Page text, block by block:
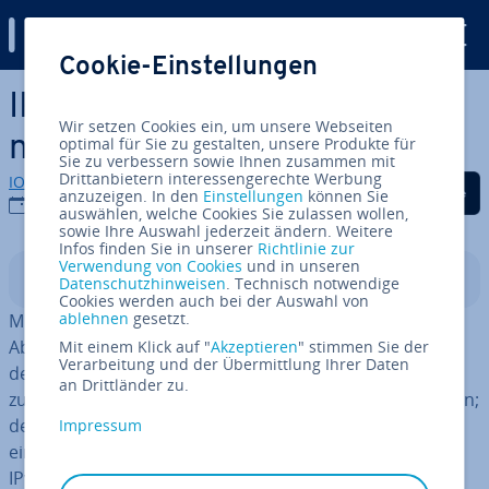
Zum Haupt­in­halt springen
IPv6: Alles zum neuen In­ter­
net­stan­dard
IONOS Redaktion
06.02.2019
Auf Facebook teilen
Auf Twitter teilen
Auf LinkedIn
In­halts­ver­zeich­nis
Mit der Ein­füh­rung von IPv6 ändern sich grund­sätz­li­che
Abläufe der Netz­werk­kom­mu­ni­ka­ti­on. Die Aus­wei­tung
des Adress­raums von 32 auf 128 Bit wirkt nicht nur der
zu­neh­men­den
entgegen;
der neue Standard er­mög­licht zudem, alle Endgeräte in
einem Netzwerk eindeutig zu adres­sie­ren. Anders als
IPv4 setzt die Version 6 somit den Grund­ge­dan­ken von
Cookie-Einstellungen
Wir setzen Cookies ein, um unsere Webseiten
optimal für Sie zu gestalten, unsere Produkte für
Sie zu verbessern sowie Ihnen zusammen mit
Drittanbietern interessengerechte Werbung
anzuzeigen. In den Einstellungen können Sie
auswählen, welche Cookies Sie zulassen wollen,
sowie Ihre Auswahl jederzeit ändern. Weitere
Infos finden Sie in unserer Richtlinie zur
Verwendung von Cookies und in unseren
Datenschutzhinweisen. Technisch notwendige
Cookies werden auch bei der Auswahl von
ablehnen gesetzt.
Mit einem Klick auf "Akzeptieren" stimmen Sie der
Verarbeitung und der Übermittlung Ihrer Daten
an Drittländer zu.
Impressum